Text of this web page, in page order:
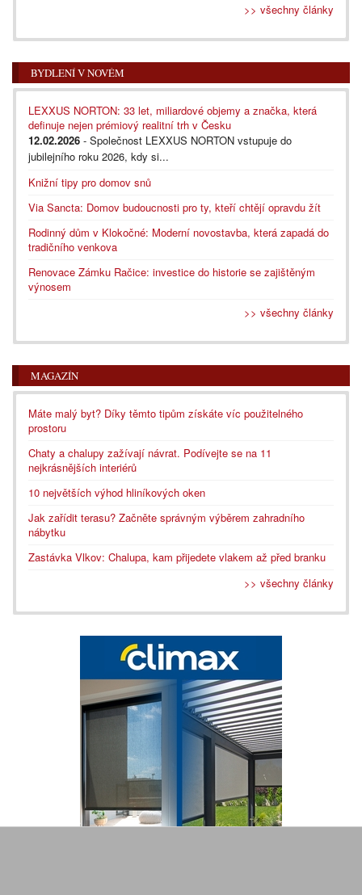
>> všechny články
BYDLENÍ V NOVÉM
LEXXUS NORTON: 33 let, miliardové objemy a značka, která
definuje nejen prémiový realitní trh v Česku
12.02.2026 - Společnost LEXXUS NORTON vstupuje do
jubilejního roku 2026, kdy si...
Knižní tipy pro domov snů
Via Sancta: Domov budoucnosti pro ty, kteří chtějí opravdu žít
Rodinný dům v Klokočné: Moderní novostavba, která zapadá do
tradičního venkova
Renovace Zámku Račice: investice do historie se zajištěným
výnosem
>> všechny články
MAGAZÍN
Máte malý byt? Díky těmto tipům získáte víc použitelného
prostoru
Chaty a chalupy zažívají návrat. Podívejte se na 11
nejkrásnějších interiérů
10 největších výhod hliníkových oken
Jak zařídit terasu? Začněte správným výběrem zahradního
nábytku
Zastávka Vlkov: Chalupa, kam přijedete vlakem až před branku
>> všechny články